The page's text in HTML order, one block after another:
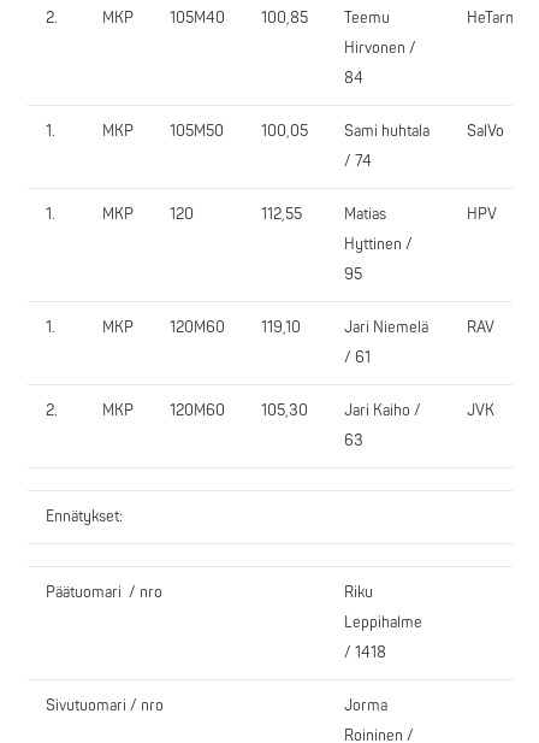
2. MKP 105M40 100,85
Teemu
Hirvonen /
84
HeTarmo
1. MKP 105M50 100,05
Sami huhtala
/ 74
SalVo
1. MKP 120 112,55
Matias
Hyttinen /
95
HPV
1. MKP 120M60 119,10
Jari Niemelä
/ 61
RAV
2. MKP 120M60 105,30
Jari Kaiho /
63
JVK
Ennätykset:
Päätuomari / nro
Riku
Leppihalme
/ 1418
Sivutuomari / nro
Jorma
Roininen /